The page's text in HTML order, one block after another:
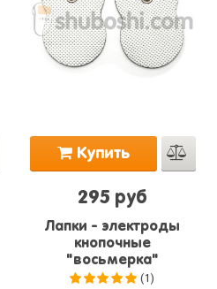
Купить
295 руб
Лапки - электроды
кнопочные
"восьмерка"
(1)